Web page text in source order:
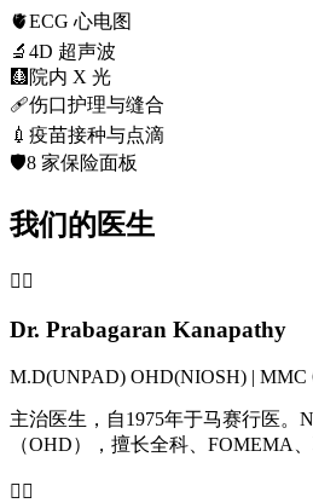
🫀ECG 心电图
🔬 4D 超声波
🩻 院内 X 光
🩹伤口护理与缝合
💉 疫苗接种与点滴
🛡️8 家保险面板
我们的医生
👨‍⚕️
Dr. Prabagaran Kanapathy
M.D(UNPAD) OHD(NIOSH) | MMC
主治医生，自1975年于马赛行医。
（OHD），擅长全科、FOMEMA
👩‍⚕️